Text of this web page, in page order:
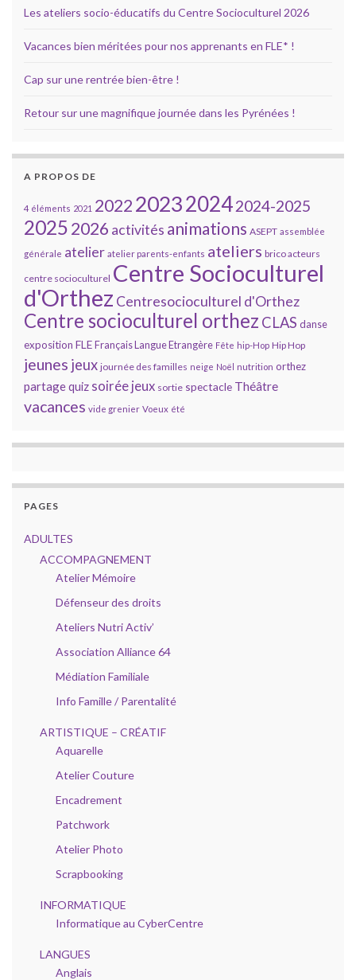
Les ateliers socio-éducatifs du Centre Socioculturel 2026
Vacances bien méritées pour nos apprenants en FLE* !
Cap sur une rentrée bien-être !
Retour sur une magnifique journée dans les Pyrénées !
A PROPOS DE
4 éléments 2021 2022202320242024-2025
20252026 activités animations ASEPT assemblée
générale atelier atelier parents-enfants ateliers brico acteurs
centre socioculturel Centre Socioculturel
d'Orthez Centresocioculturel d'Orthez
Centre socioculturel orthez CLAS danse
exposition FLE Français Langue Etrangère Fête hip-Hop Hip Hop
jeunes jeux journée des familles neige Noël nutrition orthez
partagequiz soirée jeux sortie spectacle Théâtre
vacances vide grenier Voeux été
PAGES
ADULTES
ACCOMPAGNEMENT
Atelier Mémoire
Défenseur des droits
Ateliers Nutri Activ’
Association Alliance 64
Médiation Familiale
Info Famille / Parentalité
ARTISTIQUE – CRÉATIF
Aquarelle
Atelier Couture
Encadrement
Patchwork
Atelier Photo
Scrapbooking
INFORMATIQUE
Informatique au CyberCentre
LANGUES
Anglais